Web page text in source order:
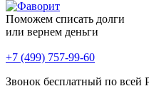
Поможем списать долги
или вернем деньги
+7 (499) 757-99-60
Звонок бесплатный по всей